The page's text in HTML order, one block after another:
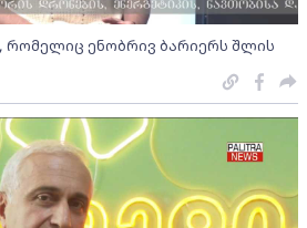
რომელიც ენობრივ ბარიერს შლის